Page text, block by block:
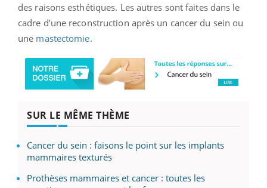
des raisons esthétiques. Les autres sont faites dans le
cadre d’une reconstruction après un cancer du sein ou
une mastectomie.
SUR LE MÊME THÈME
Cancer du sein : faisons le point sur les implants
mammaires texturés
Prothèses mammaires et cancer : toutes les